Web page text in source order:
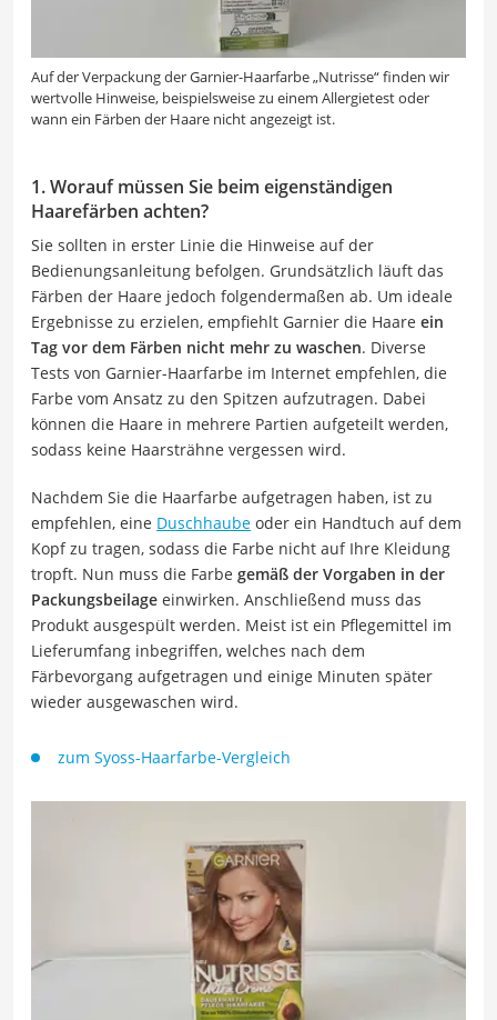
Auf der Verpackung der Garnier-Haarfarbe „Nutrisse“ finden wir
wertvolle Hinweise, beispielsweise zu einem Allergietest oder
wann ein Färben der Haare nicht angezeigt ist.
1. Worauf müssen Sie beim eigenständigen
Haarefärben achten?
Sie sollten in erster Linie die Hinweise auf der
Bedienungsanleitung befolgen. Grundsätzlich läuft das
Färben der Haare jedoch folgendermaßen ab. Um ideale
Ergebnisse zu erzielen, empfiehlt Garnier die Haare ein
Tag vor dem Färben nicht mehr zu waschen. Diverse
Tests von Garnier-Haarfarbe im Internet empfehlen, die
Farbe vom Ansatz zu den Spitzen aufzutragen. Dabei
können die Haare in mehrere Partien aufgeteilt werden,
sodass keine Haarsträhne vergessen wird.
Nachdem Sie die Haarfarbe aufgetragen haben, ist zu
empfehlen, eine Duschhaube oder ein Handtuch auf dem
Kopf zu tragen, sodass die Farbe nicht auf Ihre Kleidung
tropft. Nun muss die Farbe gemäß der Vorgaben in der
Packungsbeilage einwirken. Anschließend muss das
Produkt ausgespült werden. Meist ist ein Pflegemittel im
Lieferumfang inbegriffen, welches nach dem
Färbevorgang aufgetragen und einige Minuten später
wieder ausgewaschen wird.
zum Syoss-Haarfarbe-Vergleich